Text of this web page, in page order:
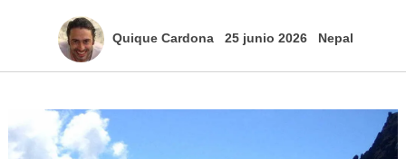
Quique Cardona 25 junio 2026 Nepal